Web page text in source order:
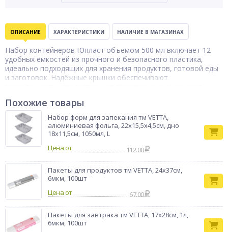
ОПИСАНИЕ ХАРАКТЕРИСТИКИ НАЛИЧИЕ В МАГАЗИНАХ
Набор контейнеров Юпласт объёмом 500 мл включает 12
удобных ёмкостей из прочного и безопасного пластика,
идеально подходящих для хранения продуктов, готовой еды
и заготовок. Надёжные крышки обеспечивают
штабелируются и помогают поддерживать порядок в
холодильнике или на кухонных полках.
Бренд Юпласт
Похожие товары
Набор форм для запекания тм VETTA,
алюминиевая фольга, 22х15,5х4,5см, дно
18x11,5см, 1050мл, L
Цена от
112.00
Пакеты для продуктов тм VETTA, 24x37см,
6мкм, 100шт
Цена от
67.00
Пакеты для завтрака тм VETTA, 17х28см, 1л,
6мкм, 100шт